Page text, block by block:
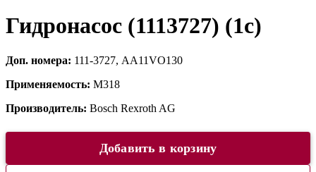
Гидронасос (1113727) (1c)
Доп. номера: 111-3727, AA11VO130
Применяемость: M318
Производитель: Bosch Rexroth AG
Добавить в корзину